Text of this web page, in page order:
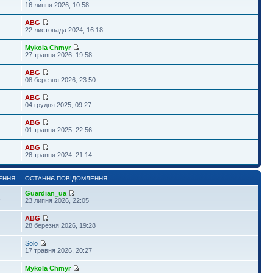
16 липня 2026, 10:58
ABG
22 листопада 2024, 16:18
Mykola Chmyr
27 травня 2026, 19:58
ABG
08 березня 2026, 23:50
ABG
04 грудня 2025, 09:27
ABG
01 травня 2025, 22:56
ABG
28 травня 2024, 21:14
ОСТАННЄ ПОВІДОМЛЕННЯ
Guardian_ua
23 липня 2026, 22:05
ABG
28 березня 2026, 19:28
Solo
17 травня 2026, 20:27
Mykola Chmyr